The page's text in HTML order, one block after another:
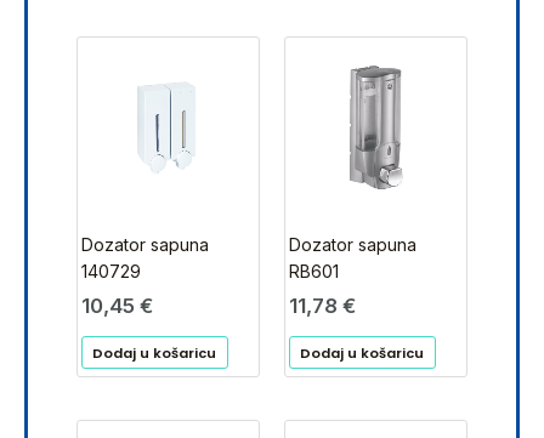
Dozator sapuna
140729
10,45 €
Dodaj u košaricu
Dozator sapuna
RB601
11,78 €
Dodaj u košaricu